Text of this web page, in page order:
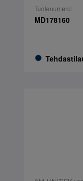
Tuotenumero:
MD178160